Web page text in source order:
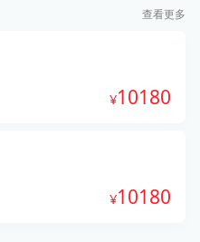
查看更多
10180
10180